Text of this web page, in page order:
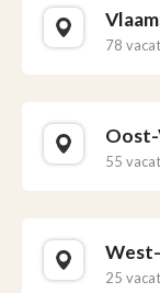
78
Oost-
55
25